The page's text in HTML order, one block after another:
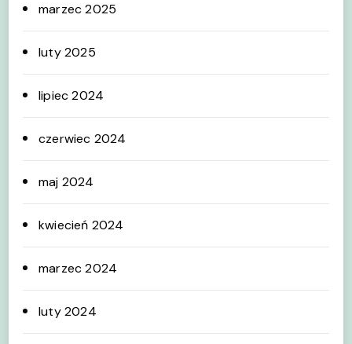
marzec 2025
luty 2025
lipiec 2024
czerwiec 2024
maj 2024
kwiecień 2024
marzec 2024
luty 2024